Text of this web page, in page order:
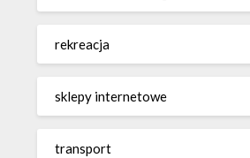
rekreacja
sklepy internetowe
transport